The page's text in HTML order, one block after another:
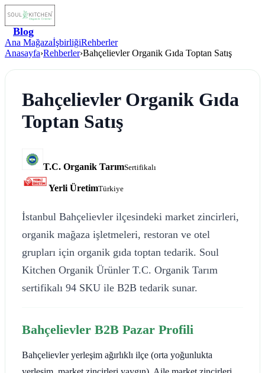
Blog
Ana MağazaİşbirliğiRehberler
Anasayfa›Rehberler›Bahçelievler Organik Gıda Toptan Satış
Bahçelievler Organik Gıda
Toptan Satış
T.C. Organik TarımSertifikalı
Yerli ÜretimTürkiye
İstanbul Bahçelievler ilçesindeki market zincirleri,
organik mağaza işletmeleri, restoran ve otel
grupları için organik gıda toptan tedarik. Soul
Kitchen Organik Ürünler T.C. Organik Tarım
sertifikalı 94 SKU ile B2B tedarik sunar.
Bahçelievler B2B Pazar Profili
Bahçelievler yerleşim ağırlıklı ilçe (orta yoğunlukta